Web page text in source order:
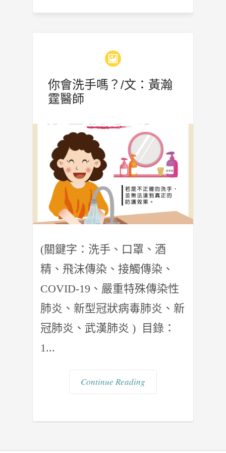
你會洗手嗎？/文：黃瀚
霆醫師
(關鍵字：洗手、口罩、酒
精、飛沫傳染、接觸傳染、
COVID-19、嚴重特殊傳染性
肺炎、新型冠狀病毒肺炎、新
冠肺炎、武漢肺炎 ) 目錄：
1...
Continue Reading